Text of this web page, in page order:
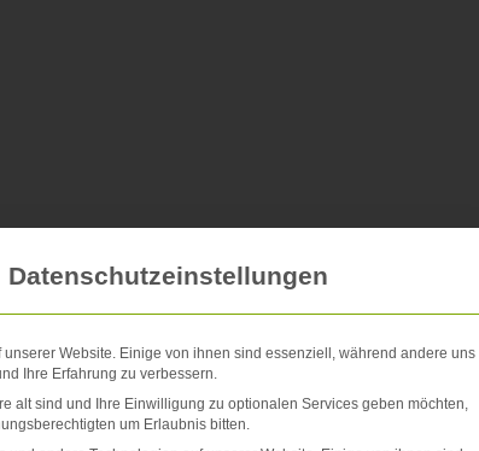
Datenschutzeinstellungen
unserer Website. Einige von ihnen sind essenziell, während andere uns
Ihre Erfahrung zu verbessern.
alt sind und Ihre Einwilligung zu optionalen Services geben möchten,
um Erlaubnis bitten.